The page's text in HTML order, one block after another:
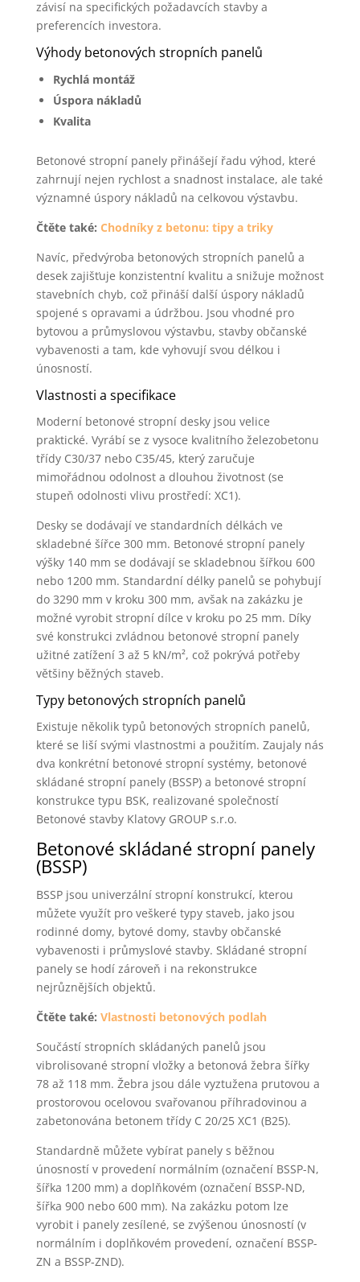
závisí na specifických požadavcích stavby a
preferencích investora.
Výhody betonových stropních panelů
Rychlá montáž
Úspora nákladů
Kvalita
Betonové stropní panely přinášejí řadu výhod, které
zahrnují nejen rychlost a snadnost instalace, ale také
významné úspory nákladů na celkovou výstavbu.
Čtěte také: Chodníky z betonu: tipy a triky
Navíc, předvýroba betonových stropních panelů a
desek zajišťuje konzistentní kvalitu a snižuje možnost
stavebních chyb, což přináší další úspory nákladů
spojené s opravami a údržbou. Jsou vhodné pro
bytovou a průmyslovou výstavbu, stavby občanské
vybavenosti a tam, kde vyhovují svou délkou i
únosností.
Vlastnosti a specifikace
Moderní betonové stropní desky jsou velice
praktické. Vyrábí se z vysoce kvalitního železobetonu
třídy C30/37 nebo C35/45, který zaručuje
mimořádnou odolnost a dlouhou životnost (se
stupeň odolnosti vlivu prostředí: XC1).
Desky se dodávají ve standardních délkách ve
skladebné šířce 300 mm. Betonové stropní panely
výšky 140 mm se dodávají se skladebnou šířkou 600
nebo 1200 mm. Standardní délky panelů se pohybují
do 3290 mm v kroku 300 mm, avšak na zakázku je
možné vyrobit stropní dílce v kroku po 25 mm. Díky
své konstrukci zvládnou betonové stropní panely
užitné zatížení 3 až 5 kN/m², což pokrývá potřeby
většiny běžných staveb.
Typy betonových stropních panelů
Existuje několik typů betonových stropních panelů,
které se liší svými vlastnostmi a použitím. Zaujaly nás
dva konkrétní betonové stropní systémy, betonové
skládané stropní panely (BSSP) a betonové stropní
konstrukce typu BSK, realizované společností
Betonové stavby Klatovy GROUP s.r.o.
Betonové skládané stropní panely
(BSSP)
BSSP jsou univerzální stropní konstrukcí, kterou
můžete využít pro veškeré typy staveb, jako jsou
rodinné domy, bytové domy, stavby občanské
vybavenosti i průmyslové stavby. Skládané stropní
panely se hodí zároveň i na rekonstrukce
nejrůznějších objektů.
Čtěte také: Vlastnosti betonových podlah
Součástí stropních skládaných panelů jsou
vibrolisované stropní vložky a betonová žebra šířky
78 až 118 mm. Žebra jsou dále vyztužena prutovou a
prostorovou ocelovou svařovanou příhradovinou a
zabetonována betonem třídy C 20/25 XC1 (B25).
Standardně můžete vybírat panely s běžnou
únosností v provedení normálním (označení BSSP-N,
šířka 1200 mm) a doplňkovém (označení BSSP-ND,
šířka 900 nebo 600 mm). Na zakázku potom lze
vyrobit i panely zesílené, se zvýšenou únosností (v
normálním i doplňkovém provedení, označení BSSP-
ZN a BSSP-ZND).